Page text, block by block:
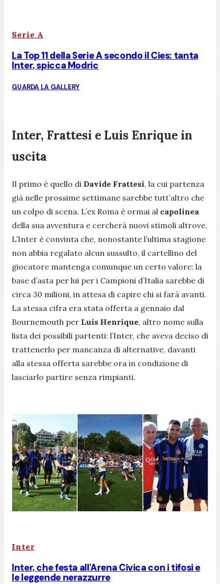
Serie A
La Top 11 della Serie A secondo il Cies: tanta
Inter, spicca Modric
GUARDA LA GALLERY
Inter, Frattesi e Luis Enrique in
uscita
Il primo è quello di Davide Frattesi, la cui partenza
già nelle prossime settimane sarebbe tutt’altro che
un colpo di scena. L’ex Roma è ormai al capolinea
della sua avventura e cercherà nuovi stimoli altrove.
L’Inter è convinta che, nonostante l’ultima stagione
non abbia regalato alcun sussulto, il cartellino del
giocatore mantenga comunque un certo valore: la
base d’asta per lui per i Campioni d’Italia sarebbe di
circa 30 milioni, in attesa di capire chi si farà avanti.
La stessa cifra era stata offerta a gennaio dal
Bournemouth per Luis Henrique, altro nome sulla
lista dei possibili partenti: l’Inter, che aveva deciso di
trattenerlo per mancanza di alternative, davanti
alla stessa offerta sarebbe ora in condizione di
lasciarlo partire senza rimpianti.
Inter
Inter, che festa all'Arena Civica con i tifosi e
le leggende nerazzurre